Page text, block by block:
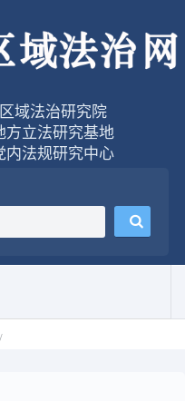
域法治研究院
方立法研究基地
内法规研究中心
/